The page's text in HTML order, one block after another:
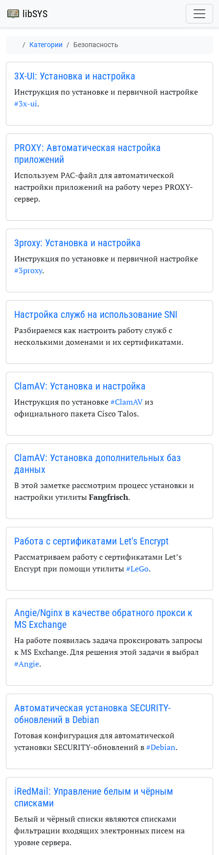
libSYS
Категории Безопасность
3X-UI: Установка и настройка
Инструкция по установке и первичной настройке
#3x-ui.
PROXY: Автоматическая настройка
приложений
Используем PAC-файл для автоматической
настройки приложений на работу через PROXY-
сервер.
3proxy: Установка и настройка
Инструкция по установке и первичной настройке
#3proxy.
Настройка служб на использование SNI
Разбираемся как настроить работу служб с
несколькими доменами и их сертификатами.
ClamAV: Установка и настройка
Инструкция по установке#ClamAVиз
официального пакета Cisco Talos.
ClamAV: Установка дополнительных баз
данных
В этой заметке рассмотрим процесс установки и
настройки утилитыFangfrisch.
Работа с сертификатами Let's Encrypt
Рассматриваем работу с сертификатами Let’s
Encrypt при помощи утилиты#LeGo.
Angie/Nginx в качестве обратного прокси к
MS Exchange
На работе появилась задача проксировать запросы
к MS Exchange. Для решения этой задачи я выбрал
#Angie.
Автоматическая установка SECURITY-
обновлений в Debian
Готовая конфигурация для автоматической
установки SECURITY-обновлений в#Debian.
iRedMail: Управление белым и чёрным
списками
Белый и чёрный списки являются списками
фильтрации входящих электронных писем на
уровне сервера.